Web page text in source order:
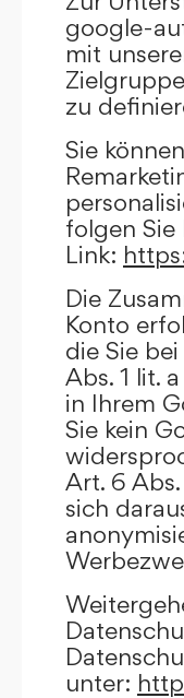
google-
mit
zu
Sie
folgen Sie
Link:
Die
Konto
die Sie
Abs. 1 lit.
in Ihrem
Sie kein
Art. 6
sich
unter: